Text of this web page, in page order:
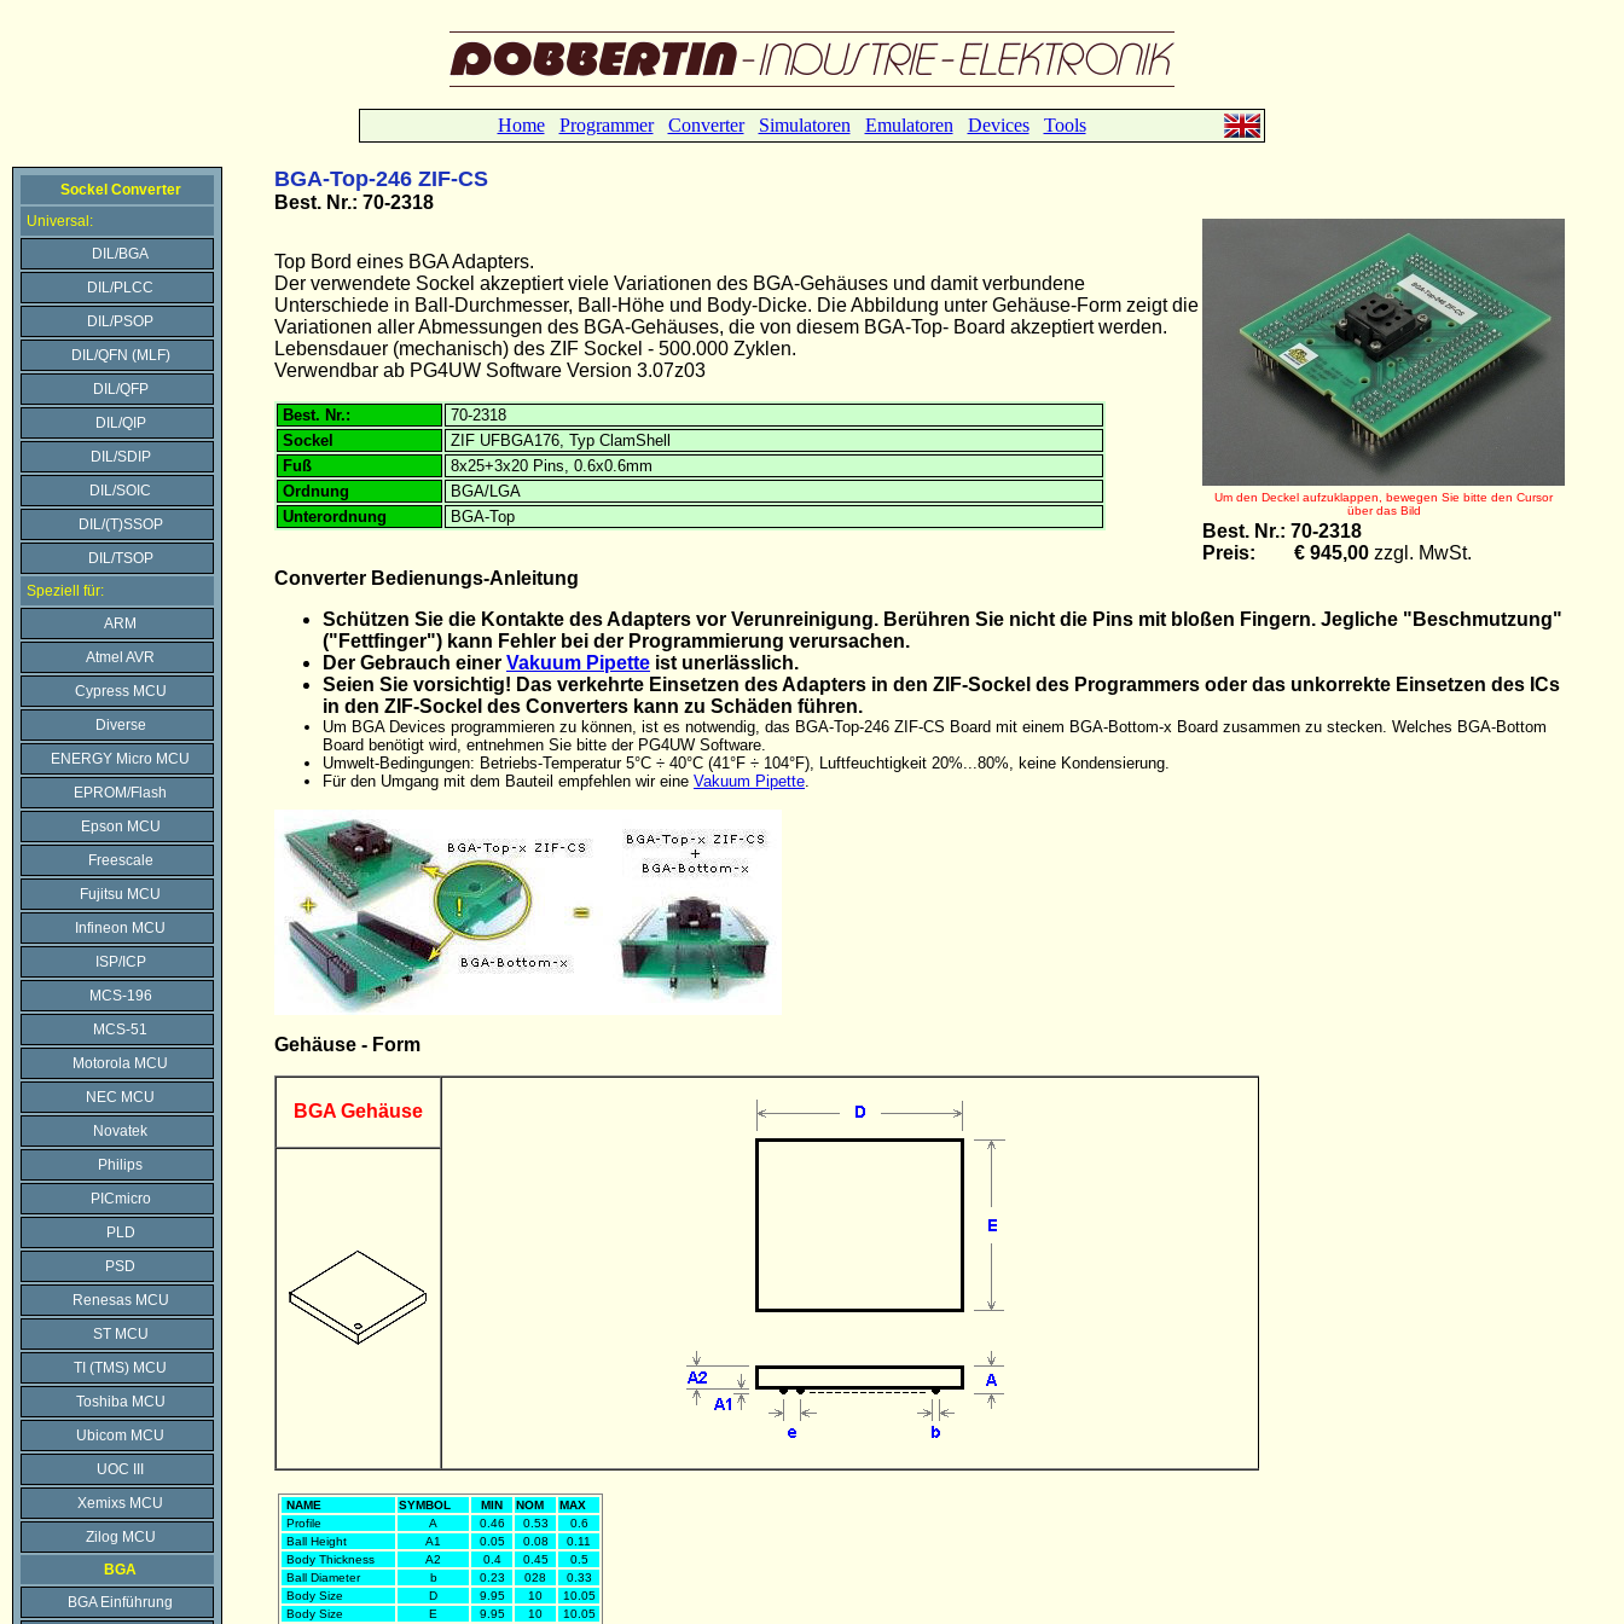
Home Programmer Converter Simulatoren Emulatoren Devices Tools
Sockel Converter
Universal:
DIL/BGA
DIL/PLCC
DIL/PSOP
DIL/QFN (MLF)
DIL/QFP
DIL/QIP
DIL/SDIP
DIL/SOIC
DIL/(T)SSOP
DIL/TSOP
Speziell für:
ARM
Atmel AVR
Cypress MCU
Diverse
ENERGY Micro MCU
EPROM/Flash
Epson MCU
Freescale
Fujitsu MCU
Infineon MCU
ISP/ICP
MCS-196
MCS-51
Motorola MCU
NEC MCU
Novatek
Philips
PICmicro
PLD
PSD
Renesas MCU
ST MCU
TI (TMS) MCU
Toshiba MCU
Ubicom MCU
UOC III
Xemixs MCU
Zilog MCU
BGA
BGA Einführung
BGA-Top-246 ZIF-CS
Best. Nr.: 70-2318
Top Bord eines BGA Adapters.
Der verwendete Sockel akzeptiert viele Variationen des BGA-Gehäuses und damit verbundene
Unterschiede in Ball-Durchmesser, Ball-Höhe und Body-Dicke. Die Abbildung unter Gehäuse-Form zeigt die
Variationen aller Abmessungen des BGA-Gehäuses, die von diesem BGA-Top- Board akzeptiert werden.
Lebensdauer (mechanisch) des ZIF Sockel - 500.000 Zyklen.
Verwendbar ab PG4UW Software Version 3.07z03
Best. Nr.:
70-2318
Sockel
ZIF UFBGA176, Typ ClamShell
Fuß
8x25+3x20 Pins, 0.6x0.6mm
Ordnung
BGA/LGA
Unterordnung
BGA-Top
Um den Deckel aufzuklappen, bewegen Sie bitte den Cursor
über das Bild
Best. Nr.: 70-2318
Preis: € 945,00 zzgl. MwSt.
Converter Bedienungs-Anleitung
Schützen Sie die Kontakte des Adapters vor Verunreinigung. Berühren Sie nicht die Pins mit bloßen Fingern. Jegliche "Beschmutzung"
("Fettfinger") kann Fehler bei der Programmierung verursachen.
Der Gebrauch einer Vakuum Pipette ist unerlässlich.
Seien Sie vorsichtig! Das verkehrte Einsetzen des Adapters in den ZIF-Sockel des Programmers oder das unkorrekte Einsetzen des ICs
in den ZIF-Sockel des Converters kann zu Schäden führen.
Um BGA Devices programmieren zu können, ist es notwendig, das BGA-Top-246 ZIF-CS Board mit einem BGA-Bottom-x Board zusammen zu stecken. Welches BGA-Bottom
Board benötigt wird, entnehmen Sie bitte der PG4UW Software.
Umwelt-Bedingungen: Betriebs-Temperatur 5°C ÷ 40°C (41°F ÷ 104°F), Luftfeuchtigkeit 20%...80%, keine Kondensierung.
Für den Umgang mit dem Bauteil empfehlen wir eine Vakuum Pipette.
Gehäuse - Form
BGA Gehäuse
NAME SYMBOL MIN NOM
MAX
Profile
A 0.46 0.53
0.6
Ball Height
A1 0.05 0.08
0.11
Body Thickness
A2 0.4 0.45
0.5
Ball Diameter
b 0.23 028
0.33
Body Size
D 9.95 10
10.05
Body Size
E 9.95 10 10.05